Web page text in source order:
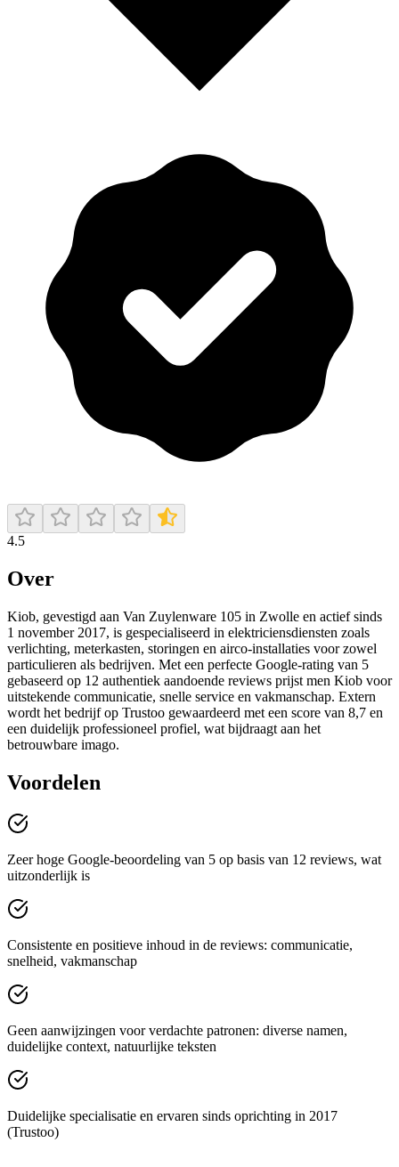
4.5
Over
Kiob, gevestigd aan Van Zuylenware 105 in Zwolle en actief sinds
1 november 2017, is gespecialiseerd in elektriciensdiensten zoals
verlichting, meterkasten, storingen en airco-installaties voor zowel
particulieren als bedrijven. Met een perfecte Google‑rating van 5
gebaseerd op 12 authentiek aandoende reviews prijst men Kiob voor
uitstekende communicatie, snelle service en vakmanschap. Extern
wordt het bedrijf op Trustoo gewaardeerd met een score van 8,7 en
een duidelijk professioneel profiel, wat bijdraagt aan het
betrouwbare imago.
Voordelen
Zeer hoge Google-beoordeling van 5 op basis van 12 reviews, wat
uitzonderlijk is
Consistente en positieve inhoud in de reviews: communicatie,
snelheid, vakmanschap
Geen aanwijzingen voor verdachte patronen: diverse namen,
duidelijke context, natuurlijke teksten
Duidelijke specialisatie en ervaren sinds oprichting in 2017
(Trustoo)